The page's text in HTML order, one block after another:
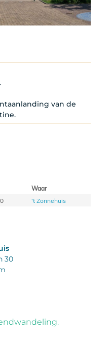
van de
Waar
't Zonnehuis
30